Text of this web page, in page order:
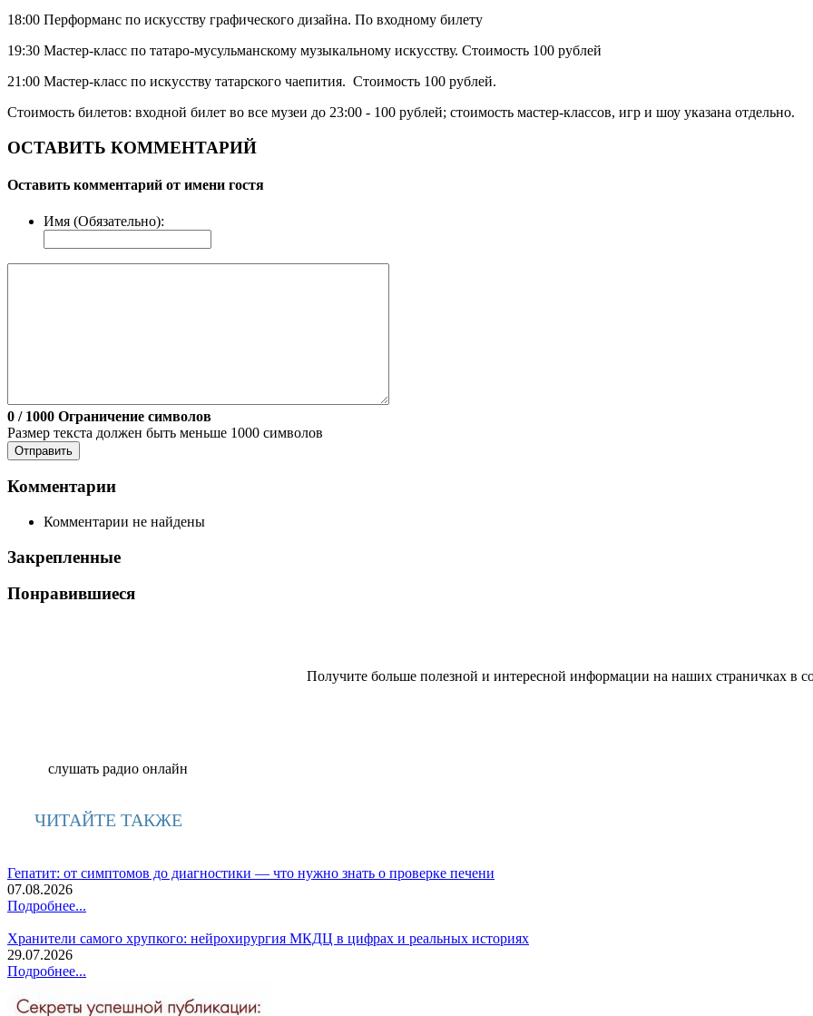
18:00 Перформанс по искусству графического дизайна. По входному билету
19:30 Мастер-класс по татаро-мусульманскому музыкальному искусству. Стоимость 100 рублей
21:00 Мастер-класс по искусству татарского чаепития. Стоимость 100 рублей.
Стоимость билетов: входной билет во все музеи до 23:00 - 100 рублей; стоимость мастер-классов, игр и шоу указана отдельно.
ОСТАВИТЬ КОММЕНТАРИЙ
Оставить комментарий от имени гостя
Имя (Обязательно):
0 / 1000 Ограничение символов
Размер текста должен быть меньше 1000 символов
Отправить
Комментарии
Комментарии не найдены
Закрепленные
Понравившиеся
Получите больше полезной и интересной информации на наших страничках в
слушать радио онлайн
ЧИТАЙТЕ ТАКЖЕ
Гепатит: от симптомов до диагностики — что нужно знать о проверке печени
07.08.2026
Подробнее...
Хранители самого хрупкого: нейрохирургия МКДЦ в цифрах и реальных историях
29.07.2026
Подробнее...